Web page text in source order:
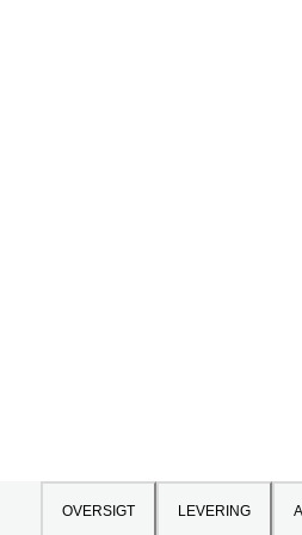
OVERSIGT LEVERING